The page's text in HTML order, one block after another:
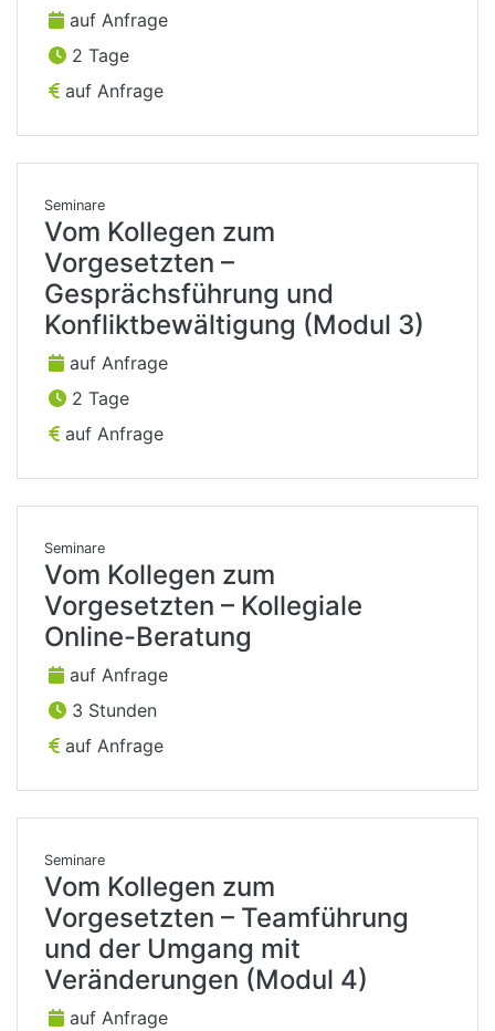
auf Anfrage
2 Tage
auf Anfrage
Seminare
Vom Kollegen zum
Vorgesetzten –
Gesprächsführung und
Konfliktbewältigung (Modul 3)
auf Anfrage
2 Tage
auf Anfrage
Seminare
Vom Kollegen zum
Vorgesetzten – Kollegiale
Online-Beratung
auf Anfrage
3 Stunden
auf Anfrage
Seminare
Vom Kollegen zum
Vorgesetzten – Teamführung
und der Umgang mit
Veränderungen (Modul 4)
auf Anfrage